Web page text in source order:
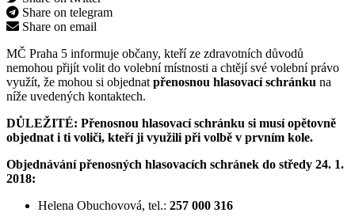
Share on telegram
Share on email
MČ Praha 5 informuje občany, kteří ze zdravotních důvodů
nemohou přijít volit do volební místnosti a chtějí své volební právo
využít, že mohou si objednat přenosnou hlasovací schránku na
níže uvedených kontaktech.
DŮLEŽITÉ: Přenosnou hlasovací schránku si musí opětovně
objednat i ti voliči, kteří ji využili při volbě v prvním kole.
Objednávání přenosných hlasovacích schránek do středy 24. 1.
2018:
Helena Obuchovová, tel.: 257 000 316